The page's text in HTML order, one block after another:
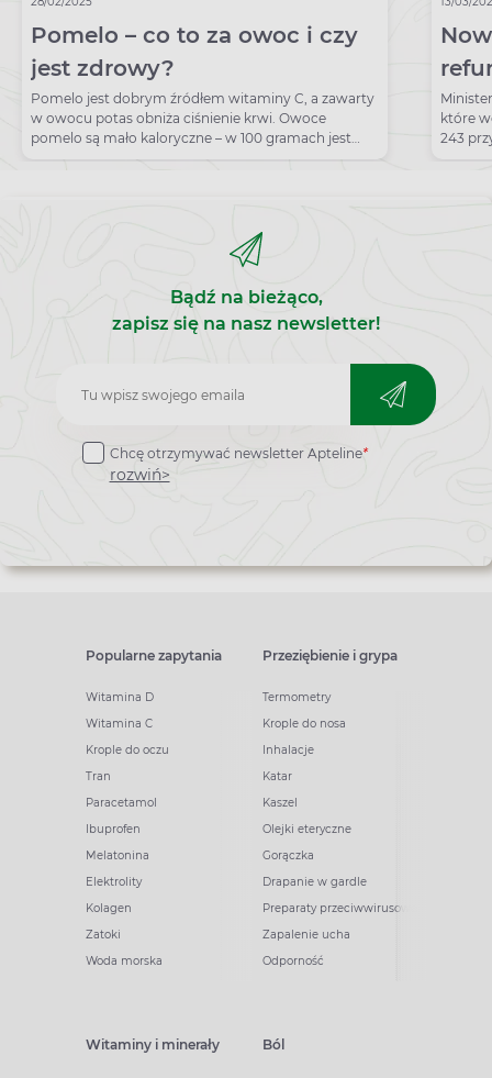
Pomelo – co to za owoc i czy
jest zdrowy?
Pomelo jest dobrym źródłem witaminy C, a zawarty
w owocu potas obniża ciśnienie krwi. Owoce
pomelo są mało kaloryczne – w 100 gramach jest
jedynie 38 kcal.
które
243
Bądź na bieżąco,
zapisz się na nasz newsletter!
Zapisz
do
newslettera
Chcę otrzymywać newsletter Apteline*
rozwiń>
Popularne zapytania
Witamina D
Witamina C
Krople do oczu
Tran
Paracetamol
Ibuprofen
Melatonina
Elektrolity
Kolagen
Zatoki
Woda morska
Przeziębienie i grypa
Termometry
Krople do nosa
Inhalacje
Katar
Kaszel
Olejki eteryczne
Gorączka
Drapanie w gardle
Preparaty przeciwwirusowe
Zapalenie ucha
Odporność
Witaminy i minerały Ból